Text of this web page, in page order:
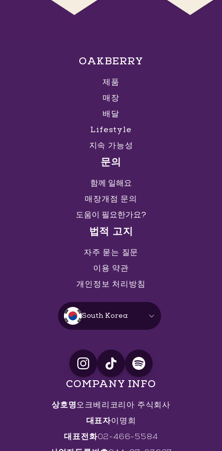
OAKBERRY
제품
매장
배달
Lifestyle
지속 가능성
문의
함께 일해요
매장개점 문의
도움이 필요한가요?
법적 고지
자주 묻는 질문
이용 약관
개인정보 처리방침
South Korea
COMPANY INFO
상호명오크베리코리아 주식회사
대표자이명희
대표전화02-466-5584